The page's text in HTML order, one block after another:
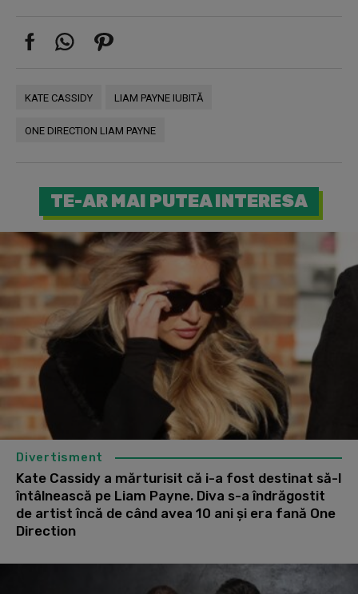
KATE CASSIDY LIAM PAYNE IUBITĂ
ONE DIRECTION LIAM PAYNE
TE-AR MAI PUTEA INTERESA
Divertisment
Kate Cassidy a mărturisit că i-a fost destinat să-l
întâlnească pe Liam Payne. Diva s-a îndrăgostit
de artist încă de când avea 10 ani și era fană One
Direction